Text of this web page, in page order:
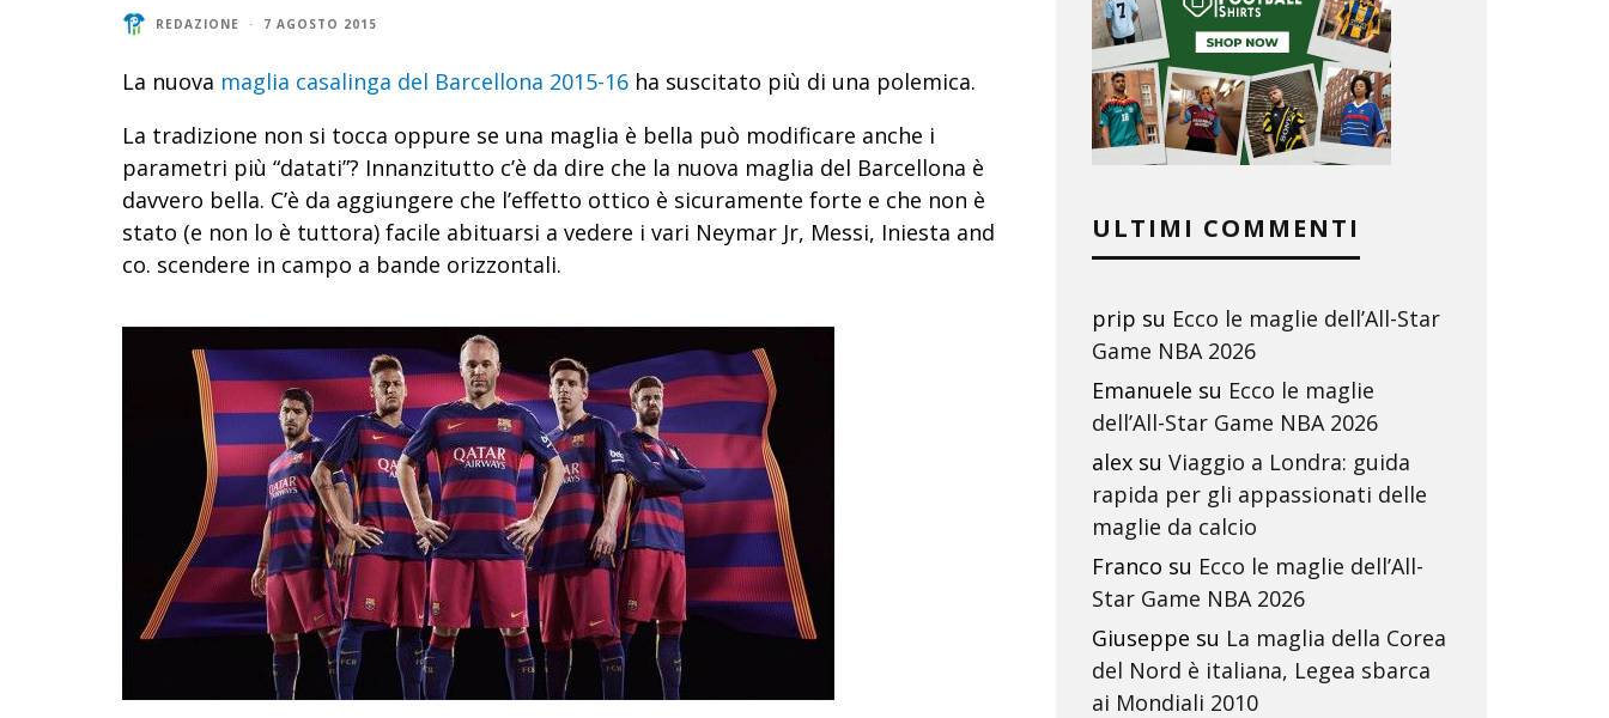
REDAZIONE · 7 AGOSTO 2015
La nuova maglia casalinga del Barcellona 2015-16 ha suscitato più di una polemica.
La tradizione non si tocca oppure se una maglia è bella può modificare anche i
parametri più “datati”? Innanzitutto c’è da dire che la nuova maglia del Barcellona è
davvero bella. C’è da aggiungere che l’effetto ottico è sicuramente forte e che non è
stato (e non lo è tuttora) facile abituarsi a vedere i vari Neymar Jr, Messi, Iniesta and
co. scendere in campo a bande orizzontali.
ULTIMI COMMENTI
prip su Ecco le maglie dell’All-Star
Game NBA 2026
Emanuele su Ecco le maglie
dell’All-Star Game NBA 2026
alex su Viaggio a Londra: guida
rapida per gli appassionati delle
maglie da calcio
Franco su Ecco le maglie dell’All-
Star Game NBA 2026
Giuseppe su La maglia della Corea
del Nord è italiana, Legea sbarca
ai Mondiali 2010